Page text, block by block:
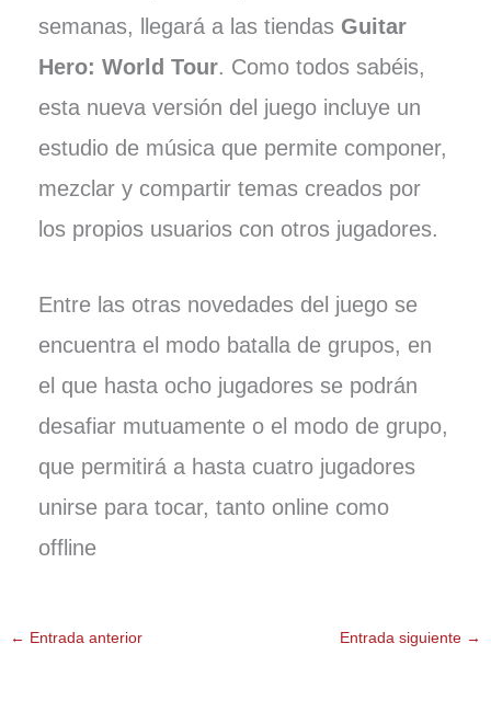
semanas, llegará a las tiendas Guitar
Hero: World Tour. Como todos sabéis,
esta nueva versión del juego incluye un
estudio de música que permite componer,
mezclar y compartir temas creados por
los propios usuarios con otros jugadores.
Entre las otras novedades del juego se
encuentra el modo batalla de grupos, en
el que hasta ocho jugadores se podrán
desafiar mutuamente o el modo de grupo,
que permitirá a hasta cuatro jugadores
unirse para tocar, tanto online como
offline
← Entrada anterior Entrada siguiente →